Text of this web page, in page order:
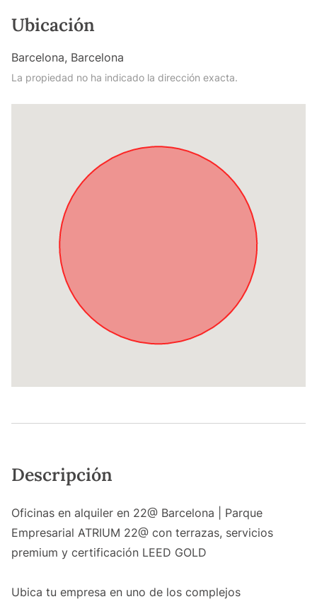
Ubicación
Barcelona, Barcelona
La propiedad no ha indicado la dirección exacta.
Descripción
Oficinas en alquiler en 22@ Barcelona | Parque
Empresarial ATRIUM 22@ con terrazas, servicios
premium y certificación LEED GOLD
Ubica tu empresa en uno de los complejos